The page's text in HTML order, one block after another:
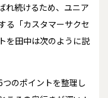
れ続けるため、ユニア
る「カスタマーサクセ
を田中は次のように説
つのポイントを整理し